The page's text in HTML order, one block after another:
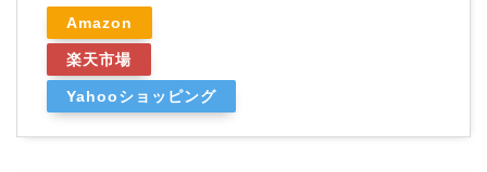
Amazon
楽天市場
Yahooショッピング